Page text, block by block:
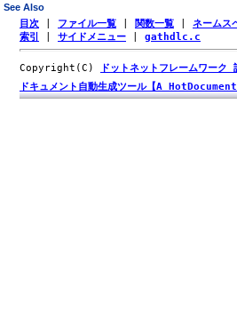
See Also
目次 ファイル一覧 関数一覧 ネームス
索引
サイドメニュー gathdlc.c
Copyright(C) ドットネットフレームワーク
ドキュメント自動生成ツール【A HotDocument